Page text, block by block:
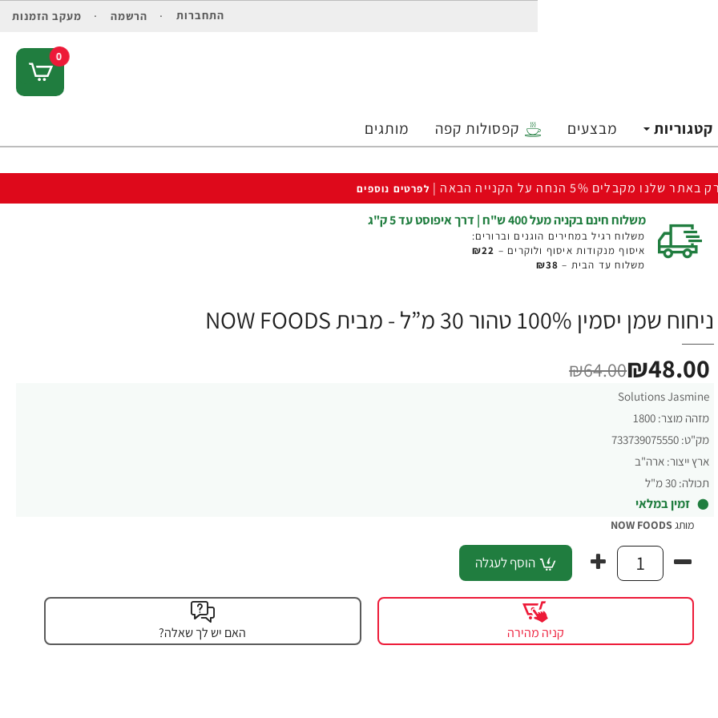
התחברות הרשמה מעקב הזמנות
0
קטגוריות מבצעים קפסולות קפה מותגים
באתר שלנו מקבלים 5% הנחה על הקנייה הבאה | לפרטים נוספים
משלוח חינם בקניה מעל 400 ש"ח | דרך איפוסט עד 5 ק"ג
משלוח רגיל במחירים הוגנים וברורים:
איסוף מנקודות איסוף ולוקרים – ₪22
משלוח עד הבית – ₪38
ניחוח שמן יסמין 100% טהור 30 מ”ל - מבית NOW FOODS
Solutions Jasmine
מזהה מוצר: 1800
מק"ט: 733739075550
ארץ ייצור: ארה"ב
תכולה: 30 מ"ל
זמין במלאי
₪48.00
₪64.00
מותגNOW FOODS
הוסף לעגלה
קניה מהירה האם יש לך שאלה?